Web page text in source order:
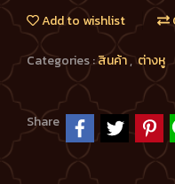
Add to wishlist
Categories :สินค้า, ต่างหู
Share